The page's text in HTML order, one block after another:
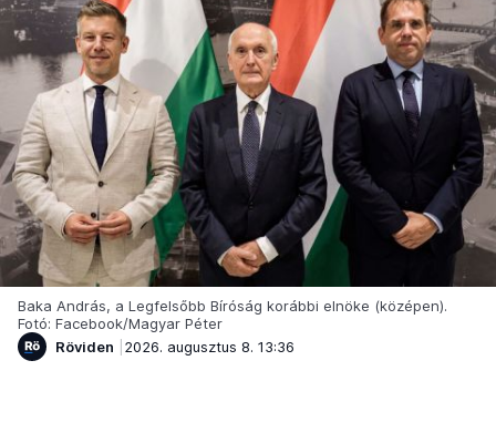
Baka András, a Legfelsőbb Bíróság korábbi elnöke (középen).
Fotó: Facebook/Magyar Péter
Röviden
2026. augusztus 8. 13:36